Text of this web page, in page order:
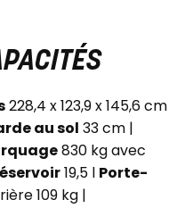
228,4 x 123,9 x 145,6 cm
au sol 33 cm |
830 kg avec
19,5 l Porte-
109 kg |